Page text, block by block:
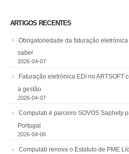
ARTIGOS RECENTES
Obrigatoriedade da faturação
saber
2026-04-07
Faturação eletrónica EDI no ARTSOFT
a gestão
2026-04-07
Compulab é parceiro SOVOS Saphety
Portugal
2026-04-06
Compulab renova o Estatuto de PME